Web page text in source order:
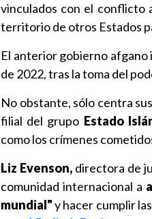
vinculados con el conflicto
territorio de otros Estados
El anterior gobierno afgano
de 2022, tras la toma del
No obstante, sólo centra
filial del grupo Estado
como los crímenes
Liz Evenson, directora de
comunidad internacional a
mundial"y hacer cumplir